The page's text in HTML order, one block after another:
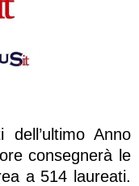
dell’ultimo Anno
consegnerà le
a 514 laureati.